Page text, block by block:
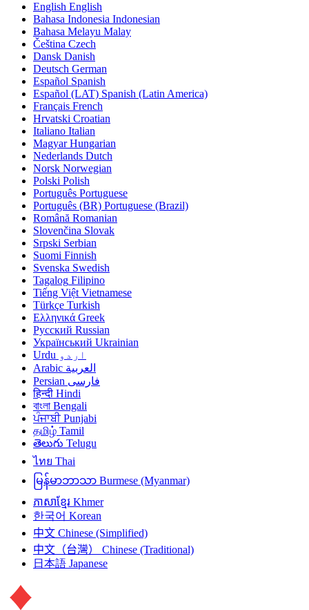
English English
Bahasa Indonesia Indonesian
Bahasa Melayu Malay
Čeština Czech
Dansk Danish
Deutsch German
Español Spanish
Español (LAT) Spanish (Latin America)
Français French
Hrvatski Croatian
Italiano Italian
Magyar Hungarian
Nederlands Dutch
Norsk Norwegian
Polski Polish
Português Portuguese
Português (BR) Portuguese (Brazil)
Română Romanian
Slovenčina Slovak
Srpski Serbian
Suomi Finnish
Svenska Swedish
Tagalog Filipino
Tiếng Việt Vietnamese
Türkçe Turkish
Ελληνικά Greek
Русский Russian
Український Ukrainian
اردو Urdu
العربية Arabic
فارسی Persian
हिन्दी Hindi
বাংলা Bengali
ਪੰਜਾਬੀ Punjabi
தமிழ் Tamil
తెలుగు Telugu
ไทย Thai
မြန်မာဘာသာ Burmese (Myanmar)
ភាសាខ្មែរ Khmer
한국어 Korean
中文 Chinese (Simplified)
中文（台灣）
Chinese (Traditional)
日本語 Japanese